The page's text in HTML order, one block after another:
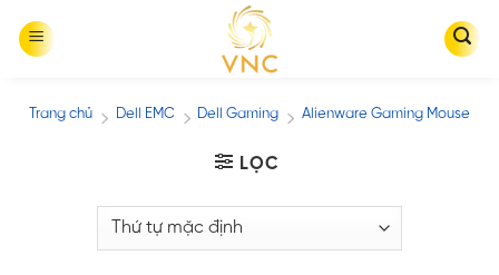
Trang chủ / Dell EMC / Dell Gaming / Alienware Gaming Mouse
LỌC